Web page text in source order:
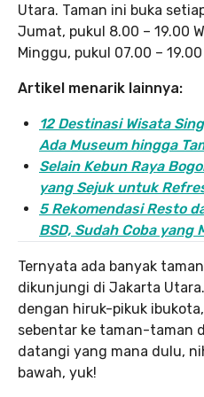
Utara. Taman ini buka
Jumat, pukul 8.00 – 19.00
Minggu, pukul 07.00 – 19.00
Artikel menarik lainnya:
12 Destinasi Wisata
Ada Museum hingga
Selain Kebun Raya
yang Sejuk untuk
5 Rekomendasi Resto
BSD, Sudah Coba yang
Ternyata ada banyak
dikunjungi di Jakarta
dengan hiruk-pikuk
sebentar ke taman-taman
datangi yang mana dulu,
bawah, yuk!